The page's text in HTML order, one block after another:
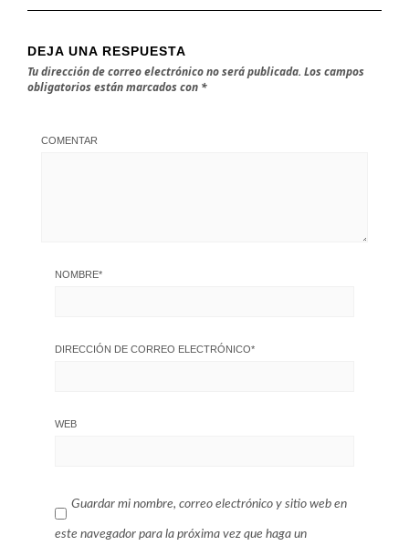
DEJA UNA RESPUESTA
Tu dirección de correo electrónico no será publicada. Los campos
obligatorios están marcados con *
COMENTAR
NOMBRE*
DIRECCIÓN DE CORREO ELECTRÓNICO*
WEB
Guardar mi nombre, correo electrónico y sitio web en
este navegador para la próxima vez que haga un